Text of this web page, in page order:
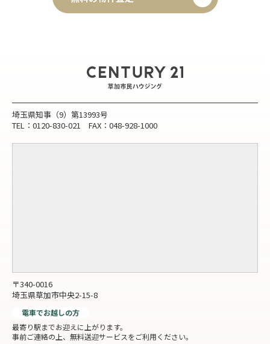
埼玉県知事（9）第13993号
TEL：0120-830-021 FAX：048-928-1000
〒340-0016
埼玉県草加市中央2-15-8
電車でお越しの方
最寄り駅までお迎えに上がります。
事前ご連絡の上、無料送迎サービスをご利用ください。